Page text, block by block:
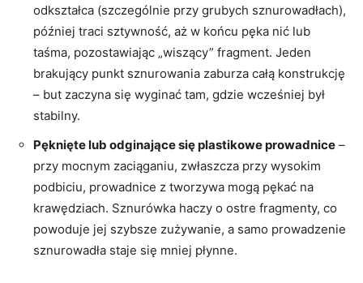
odkształca (szczególnie przy grubych sznurowadłach),
później traci sztywność, aż w końcu pęka nić lub
taśma, pozostawiając „wiszący” fragment. Jeden
brakujący punkt sznurowania zaburza całą konstrukcję
– but zaczyna się wyginać tam, gdzie wcześniej był
stabilny.
Pęknięte lub odginające się plastikowe prowadnice –
przy mocnym zaciąganiu, zwłaszcza przy wysokim
podbiciu, prowadnice z tworzywa mogą pękać na
krawędziach. Sznurówka haczy o ostre fragmenty, co
powoduje jej szybsze zużywanie, a samo prowadzenie
sznurowadła staje się mniej płynne.